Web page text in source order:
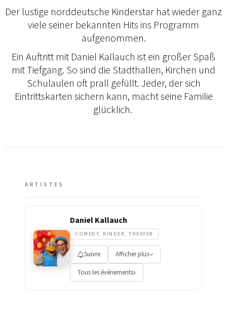
Der lustige norddeutsche Kinderstar hat wieder ganz
viele seiner bekannten Hits ins Programm
aufgenommen.
Ein Auftritt mit Daniel Kallauch ist ein großer Spaß
mit Tiefgang. So sind die Stadthallen, Kirchen und
Schulaulen oft prall gefüllt. Jeder, der sich
Eintrittskarten sichern kann, macht seine Familie
glücklich.
ARTISTES
Daniel Kallauch
COMEDY, KINDER, THEATER
Suivre Afficher plus
Tous les événements